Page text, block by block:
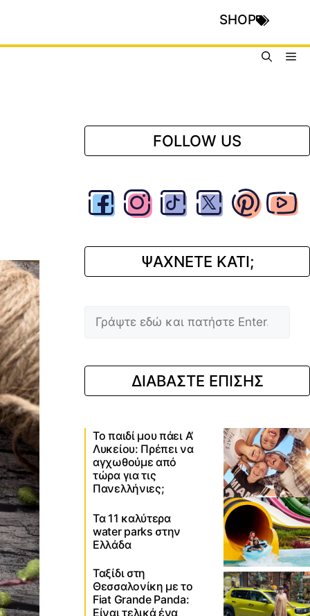
SHOP
FOLLOW US
ΨΑΧΝΕΤΕ ΚΑΤΙ;
ΔΙΑΒΑΣΤΕ ΕΠΙΣΗΣ
Το παιδί μου πάει Α’
Λυκείου: Πρέπει να
αγχωθούμε από
τώρα για τις
Πανελλήνιες;
Τα 11 καλύτερα
water parks στην
Ελλάδα
Ταξίδι στη
Θεσσαλονίκη με το
Fiat Grande Panda:
Είναι τελικά ένα